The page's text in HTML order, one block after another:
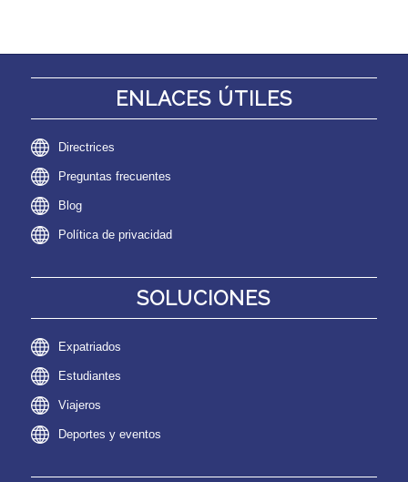
ENLACES ÚTILES
Directrices
Preguntas frecuentes
Blog
Política de privacidad
SOLUCIONES
Expatriados
Estudiantes
Viajeros
Deportes y eventos